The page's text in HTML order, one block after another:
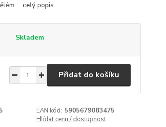
... celý popis
Skladem
Přidat do košíku
EAN kód: 5905679083475
Hlídat cenu / dostupnost